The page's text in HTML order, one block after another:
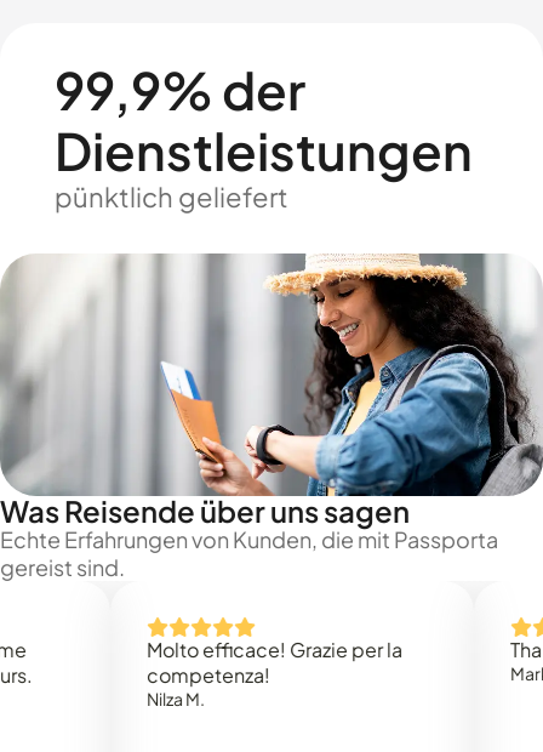
99,9% der
Dienstleistungen
pünktlich geliefert
Was Reisende über uns sagen
Echte Erfahrungen von Kunden, die mit Passporta
gereist sind.
Molto efficace! Grazie per la
competenza!
Nilza M.
Thank
Mark N.